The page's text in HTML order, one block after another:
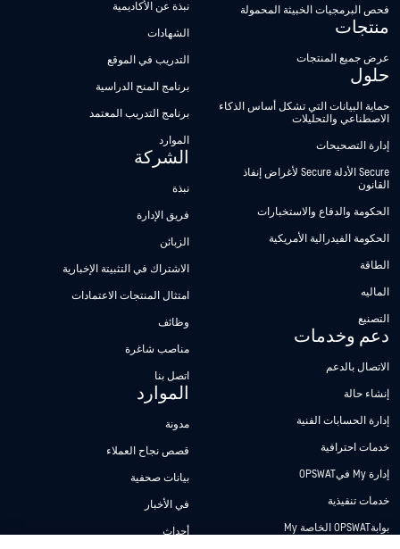
فحص البرمجيات الخبيثة المحمولة
منتجات
عرض جميع المنتجات
حلول
حماية البيانات التي تشكل أساس الذكاء
الاصطناعي والتحليلات
إدارة التصحيحات
Secure الأدلة Secure لأغراض إنفاذ
القانون
الحكومة والدفاع والاستخبارات
الحكومة الفيدرالية الأمريكية
الطاقة
الماليه
التصنيع
دعم وخدمات
الاتصال بالدعم
إنشاء حالة
إدارة الحسابات الفنية
خدمات احترافية
إدارة My فيOPSWAT
خدمات تنفيذية
بوابةOPSWAT الخاصة My
نبذة عن الأكاديمية
الشهادات
التدريب في الموقع
برنامج المنح الدراسية
برنامج التدريب المعتمد
الموارد
الشركة
نبذة
فريق الإدارة
الزبائن
الاشتراك في التثبيتة الإخبارية
امتثال المنتجات الاعتمادات
وظائف
مناصب شاغرة
اتصل بنا
الموارد
مدونة
قصص نجاح العملاء
بيانات صحفية
في الأخبار
أحداث